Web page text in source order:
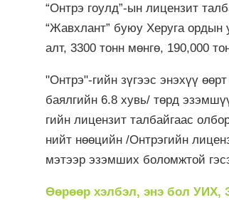
“Онтрэ гоулд”-ын лицензит
“Жавхлант” буюу Херуга ордын
алт, 3300 тонн мөнгө, 190,000
"Онтрэ"-гийн зүгээс энэхүү
баялгийн 6.8 хувь/ төрд
гийн лицензит талбайгаас
нийт нөөцийн /Онтрэгийн
мэтээр эзэмших боломжтой
Өөрөөр хэлбэл, энэ бол УИХ,